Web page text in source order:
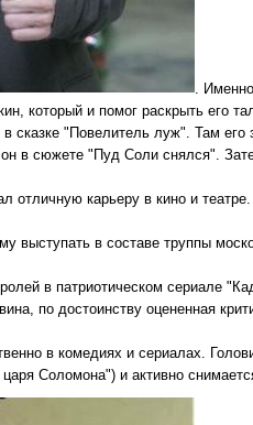
.
который и помог раскрыть его
сказке "Повелитель луж". Там
в сюжете "Пуд Соли снялся".
отличную карьеру в кино и
выступать в составе труппы
в патриотическом сериале
по достоинству оцененная
в комедиях и сериалах.
Соломона") и активно